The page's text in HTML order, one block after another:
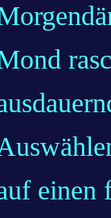
einen